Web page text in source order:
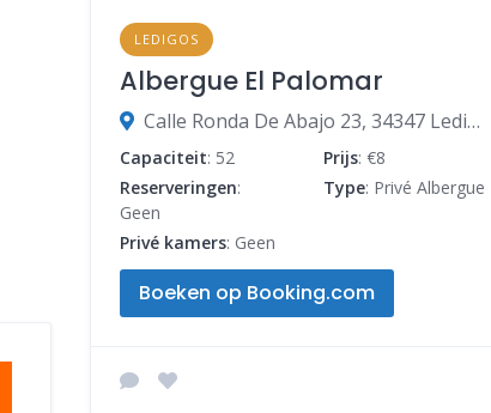
LEDIGOS
Albergue El Palomar
Calle Ronda De Abajo 23, 34347 Ledigos, Palencia, Spanje
Capaciteit: 52 Prijs: €8
Reserveringen:
Geen
Type: Privé Albergue
Privé kamers: Geen
Boeken op Booking.com